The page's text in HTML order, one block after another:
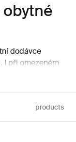
dodávce
I při omezeném
nosičů
products